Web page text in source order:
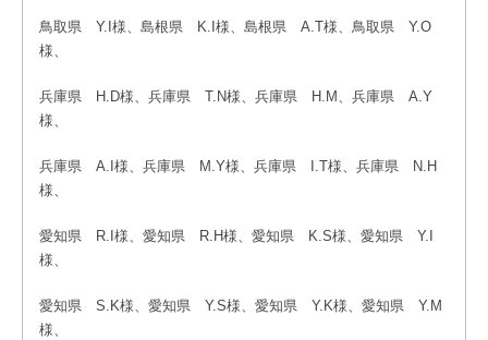
鳥取県 Y.I様、島根県 K.I様、島根県 A.T様、鳥取県 Y.O
様、
兵庫県 H.D様、兵庫県 T.N様、兵庫県 H.M、兵庫県 A.Y
様、
兵庫県 A.I様、兵庫県 M.Y様、兵庫県 I.T様、兵庫県 N.H
様、
愛知県 R.I様、愛知県 R.H様、愛知県 K.S様、愛知県 Y.I
様、
愛知県 S.K様、愛知県 Y.S様、愛知県 Y.K様、愛知県 Y.M
様、